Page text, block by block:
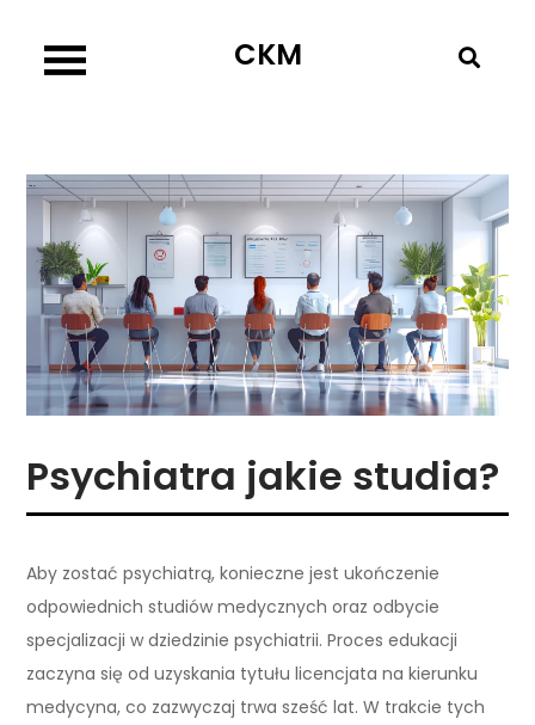
content
CKM
Psychiatra jakie studia?
Aby zostać psychiatrą, konieczne jest ukończenie
odpowiednich studiów medycznych oraz odbycie
specjalizacji w dziedzinie psychiatrii. Proces edukacji
zaczyna się od uzyskania tytułu licencjata na kierunku
medycyna, co zazwyczaj trwa sześć lat. W trakcie tych